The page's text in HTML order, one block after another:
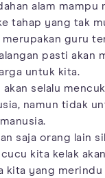
alam
tahap yang tak
merupakan guru
pasti akan
untuk kita.
akan selalu
namun tidak
saja orang lain
cucu kita kelak
kita yang merindu